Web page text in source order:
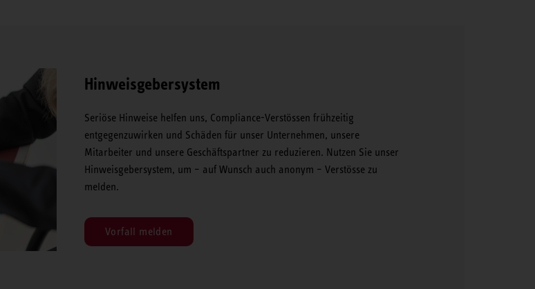
Hinweisgebersystem
Seriöse Hinweise helfen uns, Compliance-Verstössen frühzeitig
entgegenzuwirken und Schäden für unser Unternehmen, unsere
Mitarbeiter und unsere Geschäftspartner zu reduzieren. Nutzen Sie unser
Hinweisgebersystem, um – auf Wunsch auch anonym – Verstösse zu
melden.
Vorfall melden